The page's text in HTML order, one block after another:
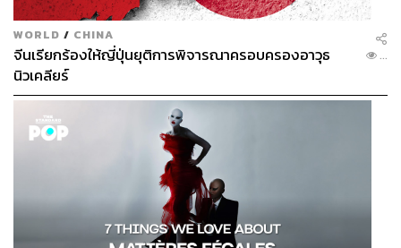
WORLD / CHINA
จีนเรียกร้องให้ญี่ปุ่นยุติการพิจารณาครอบครองอาวุธ
นิวเคลียร์
...